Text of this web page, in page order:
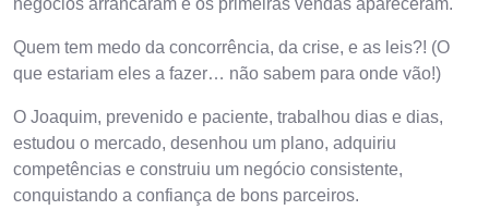
Quem tem medo da concorrência, da crise, e as leis?! (O
que estariam eles a fazer… não sabem para onde vão!)
O Joaquim, prevenido e paciente, trabalhou dias e dias,
estudou o mercado, desenhou um plano, adquiriu
competências e construiu um negócio consistente,
conquistando a confiança de bons parceiros.